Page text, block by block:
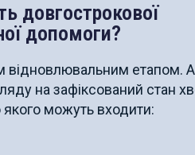
довгострокової
допомоги?
відновлювальним етапом.
на зафіксований стан
можуть входити: